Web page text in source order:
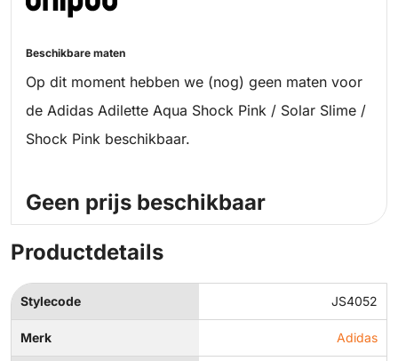
Beschikbare maten
Op dit moment hebben we (nog) geen maten voor
de Adidas Adilette Aqua Shock Pink / Solar Slime /
Shock Pink beschikbaar.
Geen prijs beschikbaar
Productdetails
Stylecode JS4052
Merk Adidas